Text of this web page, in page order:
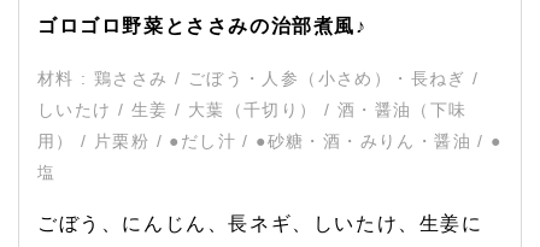
ゴロゴロ野菜とささみの治部煮風♪
材料 : 鶏ささみ / ごぼう・人参（小さめ）・長ねぎ /
しいたけ / 生姜 / 大葉（千切り） / 酒・醤油（下味
用） / 片栗粉 / ●だし汁 / ●砂糖・酒・みりん・醤油 / ●
塩
ごぼう、にんじん、長ネギ、しいたけ、生姜に